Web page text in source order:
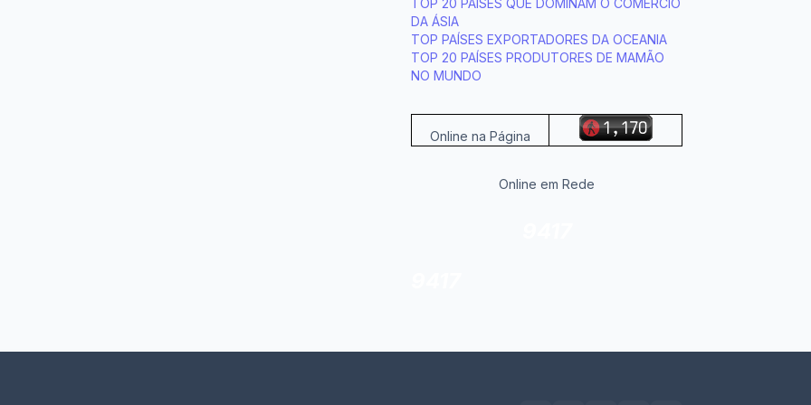
DA ÁSIA
TOP PAÍSES EXPORTADORES DA OCEANIA
TOP 20 PAÍSES PRODUTORES DE MAMÃO
NO MUNDO
Online na Página
Online em Rede